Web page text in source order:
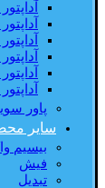
آداپتور 19 ولت
آداپتور 20 ولت
آداپتور 24 ولت
آداپتور 48 ولت
آداپتور 36 ولت
پاور
سایر
بیسیم
فیش
تبدیل